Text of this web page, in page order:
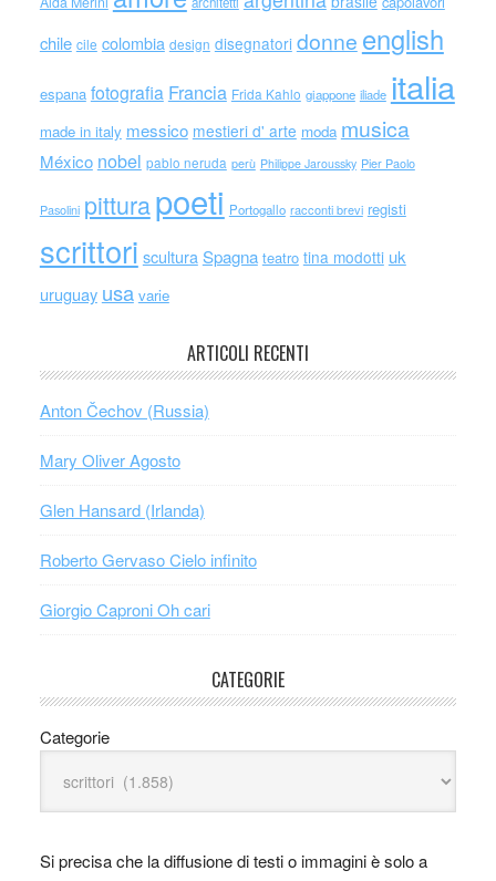
chile cile colombia design disegnatori donne english
espana fotografia Francia Frida Kahlo giappone iliade italia
made in italy messico mestieri d' arte moda musica
México nobel pablo neruda perù Philippe Jaroussky Pier Paolo
Pasolini pitturapoeti Portogallo racconti brevi registi
scrittori scultura Spagna teatro tina modotti uk
uruguay usa varie
ARTICOLI RECENTI
Anton Čechov (Russia)
Mary Oliver Agosto
Glen Hansard (Irlanda)
Roberto Gervaso Cielo infinito
Giorgio Caproni Oh cari
CATEGORIE
Categorie
Si precisa che la diffusione di testi o immagini è solo a